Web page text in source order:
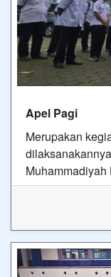
Apel Pagi
Merupakan
Muhammadiyah